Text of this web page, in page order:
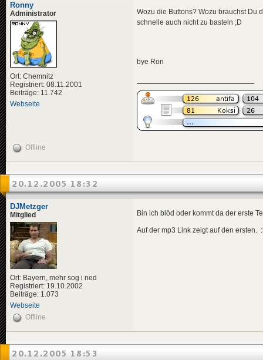
Ronny
Administrator
Ort: Chemnitz
Registriert: 08.11.2001
Beiträge: 11.742
Webseite
Wozu die Buttons? Wozu brauchst Du
schnelle auch nicht zu basteln ;D
bye Ron
Offline
20.12.2005 18:32
DJMetzger
Mitglied
Ort: Bayern, mehr sog i ned
Registriert: 19.10.2002
Beiträge: 1.073
Webseite
Bin ich blöd oder kommt da der erste
Auf der mp3 Link zeigt auf den ersten.
Offline
20.12.2005 18:53